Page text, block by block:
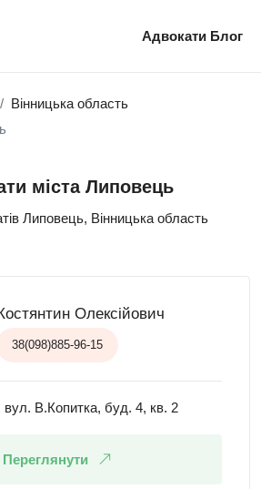
Адвокати Блог
Вінницька область
міста Липовець
Липовець, Вінницька область
Олексійович
38(098)885-96-15
В.Копитка, буд. 4, кв. 2
Переглянути